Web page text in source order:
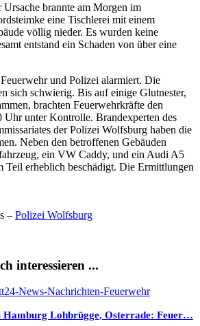
brannte am Morgen im
eine Tischlerei mit einem
völlig nieder. Es wurden keine
entstand ein Schaden von über eine
und Polizei alarmiert. Die
sich schwierig. Bis auf einige Glutnester,
brachten Feuerwehrkräfte den
Uhr unter Kontrolle. Brandexperten des
der Polizei Wolfsburg haben die
Neben den betroffenen Gebäuden
ein VW Caddy, und ein Audi A5
Teil erheblich beschädigt. Die Ermittlungen
– Polizei Wolfsburg
interessieren ...
Hamburg Lohbrügge, Osterrade: Feuer…